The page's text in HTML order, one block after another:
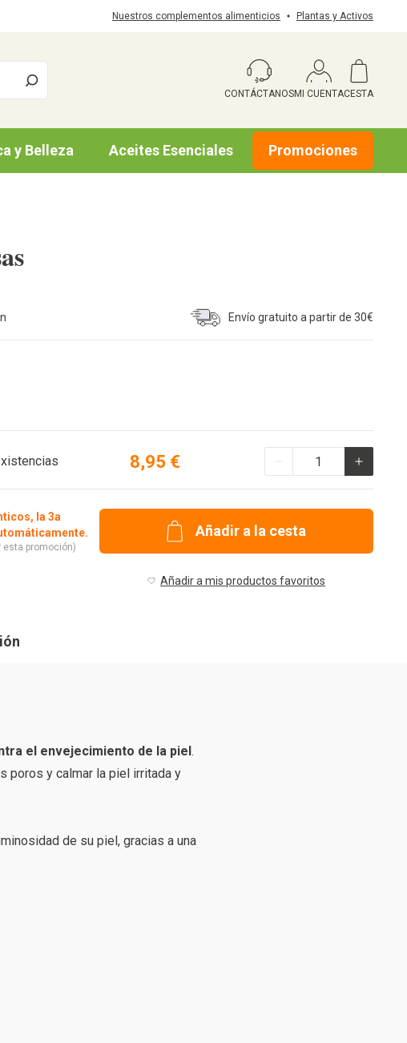
Nuestros complementos alimenticios Plantas y Activos
CONTÁCTANOSMI CUENTACESTA
y Belleza Aceites Esenciales Promociones
Envío gratuito a partir de 30€
8,95 €
la 3a
esta promoción)
Añadir a la cesta
Añadir a mis productos favoritos
el envejecimiento de la piel .
poros y calmar la piel irritada y
de su piel, gracias a una